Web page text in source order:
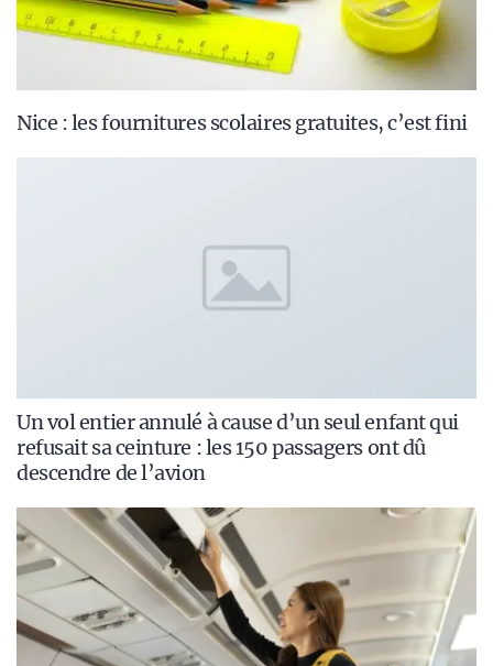
Nice : les fournitures scolaires gratuites, c’est fini
Un vol entier annulé à cause d’un seul enfant qui
refusait sa ceinture : les 150 passagers ont dû
descendre de l’avion